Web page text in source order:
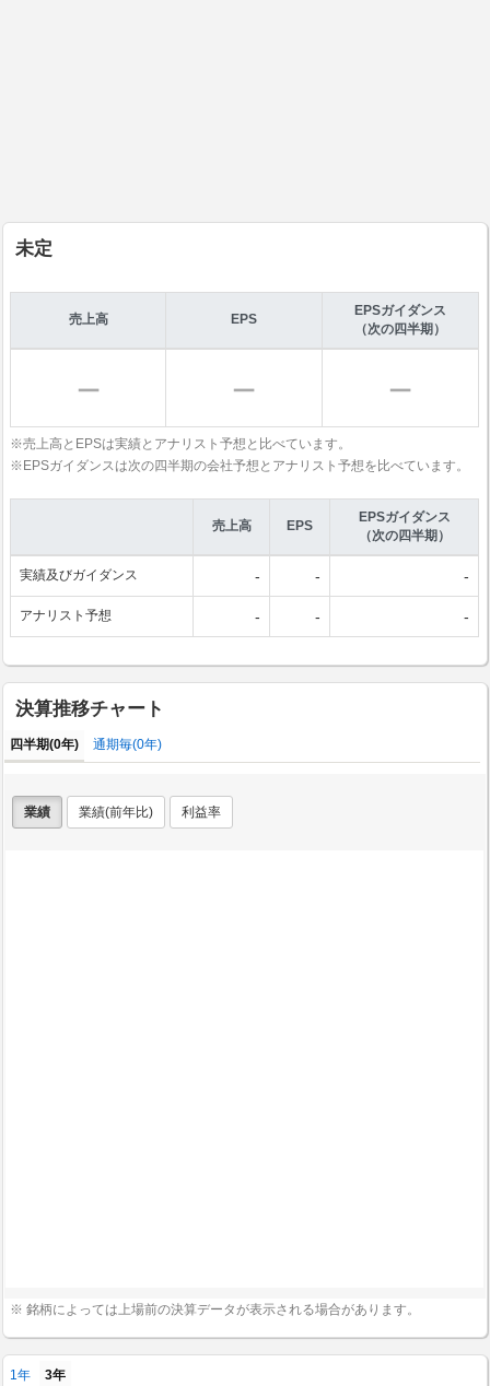
未定
売上高 EPS
EPSガイダンス
（次の四半期）
※売上高とEPSは実績とアナリスト予想と比べています。
※EPSガイダンスは次の四半期の会社予想とアナリスト予想を比べています。
売上高 EPS
EPSガイダンス
（次の四半期）
実績及びガイダンス - - -
アナリスト予想 - - -
決算推移チャート
四半期(0年) 通期毎(0年)
業績 業績(前年比) 利益率
※ 銘柄によっては上場前の決算データが表示される場合があります。
1年 3年